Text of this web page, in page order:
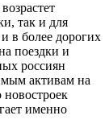
так и для
в более дорогих
поездки и
россиян
активам на
новостроек
именно